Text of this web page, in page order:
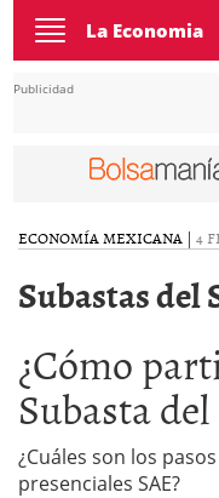
Toggle
navigation
La Economia
Publicidad
ECONOMÍA MEXICANA | 4
Subastas del
¿Cómo
Subasta del
¿Cuáles son los
presenciales SAE?